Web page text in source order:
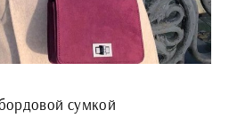
сумкой